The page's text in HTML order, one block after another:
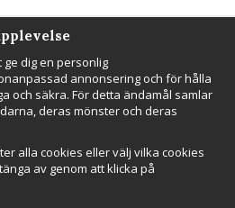
Följ oss
Anmäl mig
dig en personlig
annonsering och för hålla
och säkra. För detta ändamål samlar
deras mönster och deras
alla cookies eller välj vilka cookies
av genom att klicka på